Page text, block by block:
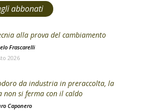
abbonati
alla prova del cambiamento
Frascarelli
2026
da industria in preraccolta, la
non si ferma con il caldo
Caponero